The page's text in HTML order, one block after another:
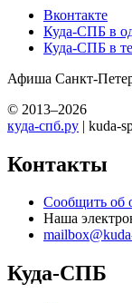
Вконтакте
Куда-СПБ в
Куда-СПБ в
Афиша Санкт-
© 2013–2026
куда-спб.ру | kuda-
Контакты
Сообщить об
Наша
Куда-СПБ